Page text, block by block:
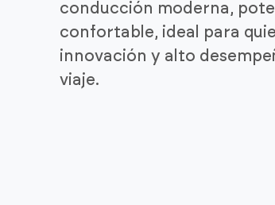
conducción moderna,
confortable, ideal para
innovación y alto
viaje.